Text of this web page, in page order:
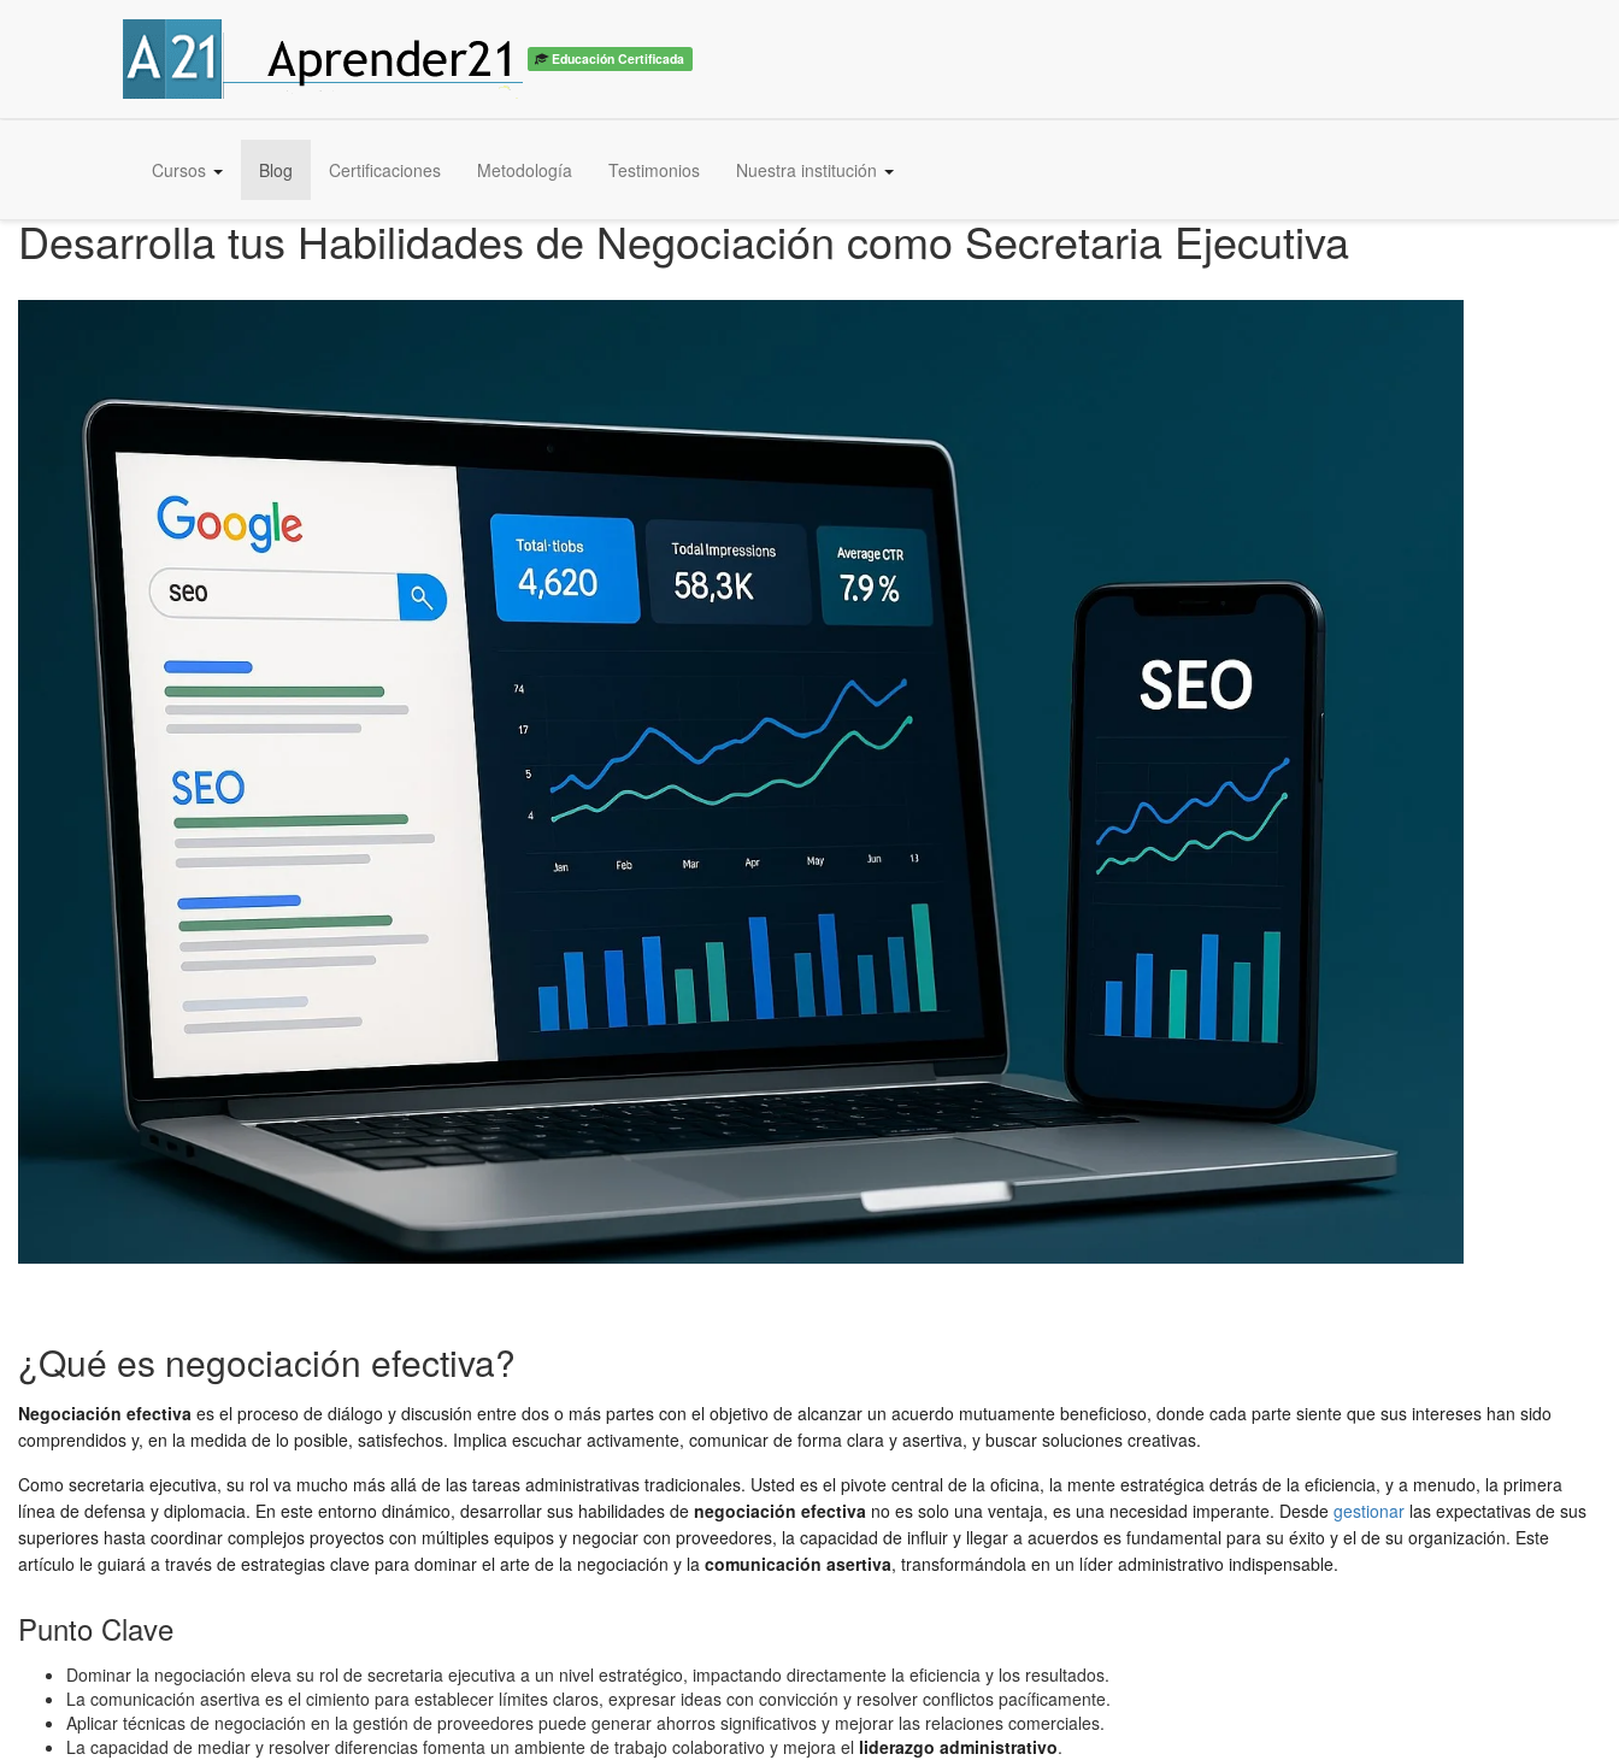
Educación Certificada
Cursos Blog Certificaciones Metodología Testimonios Nuestra institución
Desarrolla tus Habilidades de Negociación como Secretaria Ejecutiva
¿Qué es negociación efectiva?
Negociación efectiva es el proceso de diálogo y discusión entre dos o más partes con el objetivo de alcanzar un acuerdo mutuamente beneficioso, donde cada parte siente que sus intereses han sido
comprendidos y, en la medida de lo posible, satisfechos. Implica escuchar activamente, comunicar de forma clara y asertiva, y buscar soluciones creativas.
Como secretaria ejecutiva, su rol va mucho más allá de las tareas administrativas tradicionales. Usted es el pivote central de la oficina, la mente estratégica detrás de la eficiencia, y a menudo, la primera
línea de defensa y diplomacia. En este entorno dinámico, desarrollar sus habilidades de negociación efectiva no es solo una ventaja, es una necesidad imperante. Desde gestionar las expectativas de sus
superiores hasta coordinar complejos proyectos con múltiples equipos y negociar con proveedores, la capacidad de influir y llegar a acuerdos es fundamental para su éxito y el de su organización. Este
artículo le guiará a través de estrategias clave para dominar el arte de la negociación y la comunicación asertiva, transformándola en un líder administrativo indispensable.
Punto Clave
Dominar la negociación eleva su rol de secretaria ejecutiva a un nivel estratégico, impactando directamente la eficiencia y los resultados.
La comunicación asertiva es el cimiento para establecer límites claros, expresar ideas con convicción y resolver conflictos pacíficamente.
Aplicar técnicas de negociación en la gestión de proveedores puede generar ahorros significativos y mejorar las relaciones comerciales.
La capacidad de mediar y resolver diferencias fomenta un ambiente de trabajo colaborativo y mejora el liderazgo administrativo.